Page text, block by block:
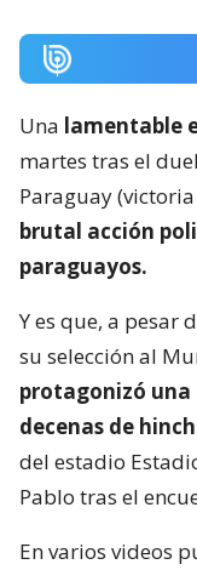
Una lamentable
martes tras el
Paraguay
brutal acción
paraguayos.
Y es que, a pesar
su selección al
protagonizó
decenas de
del estadio
Pablo tras el
En varios videos